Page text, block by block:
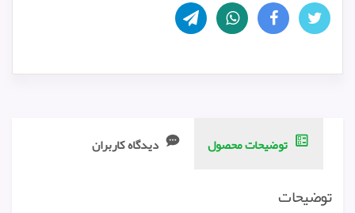
توضیحات محصول دیدگاه کاربران
توضیحات